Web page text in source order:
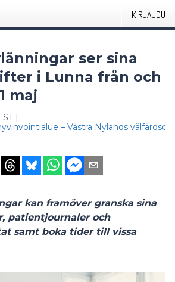
KIRJAUDU
ser sina
i Lunna från och
maj
|
– Västra Nylands
kan framöver granska sina
patientjournaler och
samt boka tider till vissa